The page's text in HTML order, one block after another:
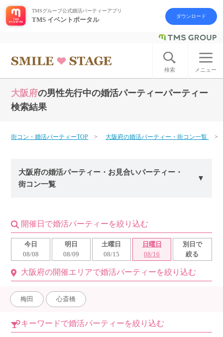
ログイン アカウント登録
はじめての方へ
よくあるご質問
お問い合わせ
利用規約
個人情報保護方針launch
子どもの安全基準に関するポリシーlaunch
運営会社 launch
TMSグループ公式婚活パーティーアプリ
TMS イベントポータル ダウンロード
検索 メニュー
大阪府の男性先行中の婚活パーティーパーティー
検索結果
街コン・婚活パーティーTOP 大阪府の婚活パーティー・街コン一覧
大阪府の婚活パーティー・お見合いパーティー・
街コン一覧
開催日で婚活パーティーを絞り込む
今日
08/08
明日
08/09
土曜日
08/15
日曜日
08/16
別日で
絞る
大阪府の開催エリアで婚活パーティーを絞り込む
梅田 心斎橋
キーワードで婚活パーティーを絞り込む